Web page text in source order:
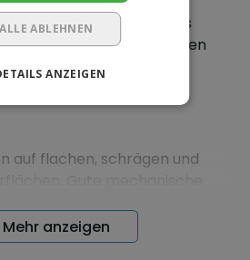
ist ein einseitig klebendes
rauen und verschleißfesten
dicken, aggressiven
auf flachen, schrägen und
Mehr anzeigen
ALLE ABLEHNEN
ANZEIGEN